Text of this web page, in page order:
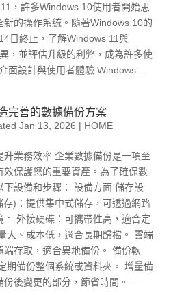
，許多Windows 10使用者開始思
新的操作系統。隨著Windows 10的
日終止，了解Windows 11與
，並評估升級的利弊，成為許多使
面設計與使用者體驗 Windows...
完善的數據備份方案
Jan 13, 2026 | HOME
業務效率 企業數據備份是一項至
效保護您的重要資產。為了確保數
下設備和步驟： 設備方面 儲存設
)：提供集中式儲存，可透過網路
外接硬碟：可攜帶性高，適合定
大、成本低，適合長期歸檔。 雲端
端存取，適合異地備份。 備份軟
期備份整個系統或資料夾。 增量備
後變更的部分，節省時間。...